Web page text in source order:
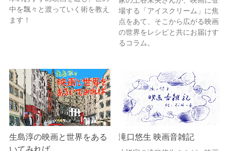
中を飄々と渡っていく術を教え
ます！
場する「アイスクリーム」に焦
点をあて、そこから広がる映画
の世界をレシピと共にお届けす
るコラム。
生島淳の映画と世界をある
いてみれば
滝口悠生 映画音雑記